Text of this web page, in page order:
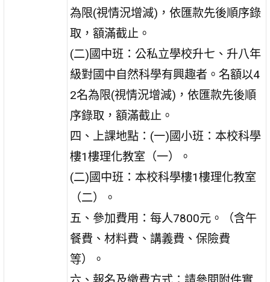
為限(視情況增減)，依匯款先後順序錄
取，額滿截止。
(二)國中班：公私立學校升七、升八年
級對國中自然科學有興趣者。名額以4
2名為限(視情況增減)，依匯款先後順
序錄取，額滿截止。
四、上課地點：(一)國小班：本校科學
樓1樓理化教室（一）。
(二)國中班：本校科學樓1樓理化教室
（二）。
五、參加費用：每人7800元。（含午
餐費、材料費、講義費、保險費
等）。